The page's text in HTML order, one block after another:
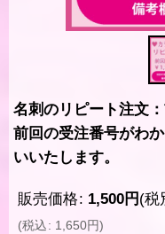
名刺のリピート注文
前回の受注番号がわ
いいたします。
販売価格: 1,500円 (税
(税込: 1,650円)